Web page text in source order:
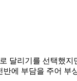
리기를 선택했
에 부담을 주어